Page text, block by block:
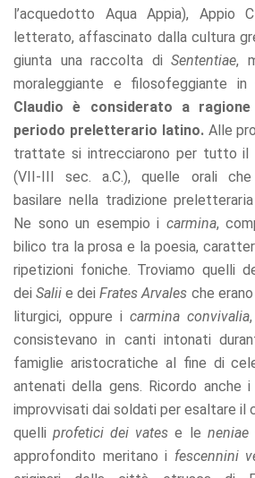
l’acquedotto Aqua Appia), Appio
letterato, affascinato dalla cultura
giunta una raccolta diSententiae,
moraleggiante e filosofeggiante in
Claudio è considerato a
periodo preletterario latino.Alle
trattate si intrecciarono per tutto il
(VII-III sec. a.C.), quelle orali che
basilare nella tradizione
Ne sono un esempio i carmina,
bilico tra la prosa e la poesia,
ripetizioni foniche. Troviamo quelli
deiSaliie deiFrates Arvales che
liturgici, oppure i carmina convivalia
consistevano in canti intonati
famiglie aristocratiche al fine di
antenati della gens. Ricordo anche i
improvvisati dai soldati per esaltare il
quelliprofetici dei vates e le neniae
approfondito meritano i fescennini